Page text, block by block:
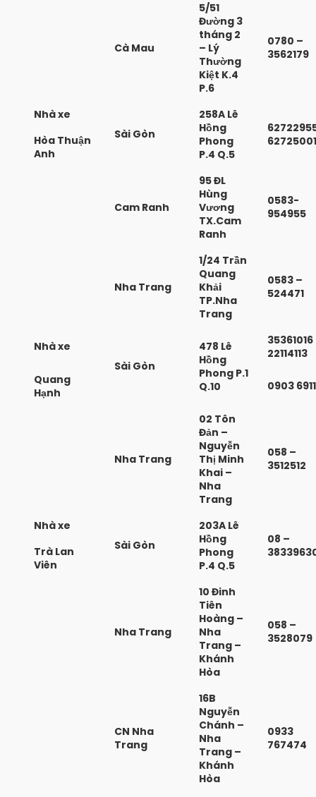
Cà Mau
5/51
Đường 3
tháng 2
– Lý
Thường
Kiệt K.4
P.6
0780 –
3562179
Nhà xe
Sài Gòn
258A Lê
Hồng
Phong
P.4 Q.5
Hòa Thuận
Anh
Cam Ranh
95 ĐL
Hùng
Vương
TX.Cam
Ranh
0583-
954955
Nha Trang
1/24 Trần
Quang
Khải
TP.Nha
Trang
0583 –
524471
Nhà xe
Sài Gòn
478 Lê
Hồng
Phong P.1
Q.10
35361016
22114113
Quang
Hạnh
0903
Nha Trang
02 Tôn
Đản –
Nguyễn
Thị Minh
Khai –
Nha
Trang
058 –
3512512
Nhà xe
Sài Gòn
203A Lê
Hồng
Phong
P.4 Q.5
08 –
Trà Lan
Viên
Nha Trang
10 Đinh
Tiên
Hoàng –
Nha
Trang –
Khánh
Hòa
058 –
3528079
CN Nha
Trang
16B
Nguyễn
Chánh –
Nha
Trang –
Khánh
Hòa
0933
767474